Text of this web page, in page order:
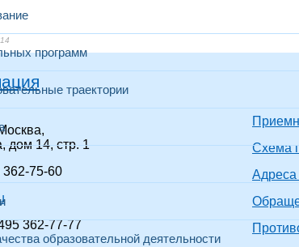
программ
траектории
образовательной деятельности
дом 14, стр. 1
362-75-60
362-77-77
Схема